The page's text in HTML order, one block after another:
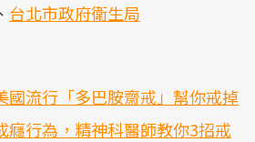
台北市政府衛生局
國流行「多巴胺齋戒」幫你戒掉
癮行為，精神科醫師教你3招戒